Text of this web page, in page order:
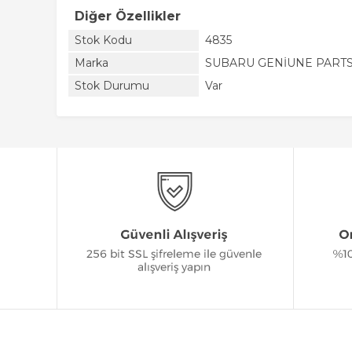
Diğer Özellikler
Stok Kodu
4835
Marka
SUBARU GENİUNE
Stok Durumu
Var